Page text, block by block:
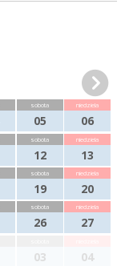
sobota
05
niedziela
06
sobota
12
niedziela
13
sobota
19
niedziela
20
sobota
26
niedziela
27
03 04